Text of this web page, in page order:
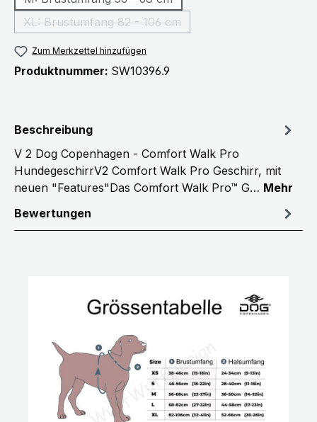
(Diese Option ist zurzeit nicht verfügbar.)
XL: Brustumfang 82 - 106 cm
(Diese Option ist zurzeit nicht verfügbar.)
Zum Merkzettel hinzufügen
Produktnummer: SW10396.9
Beschreibung
V 2 Dog Copenhagen - Comfort Walk Pro
HundegeschirrV2 Comfort Walk Pro Geschirr, mit
neuen "Features"Das Comfort Walk Pro™ G… Mehr
Bewertungen